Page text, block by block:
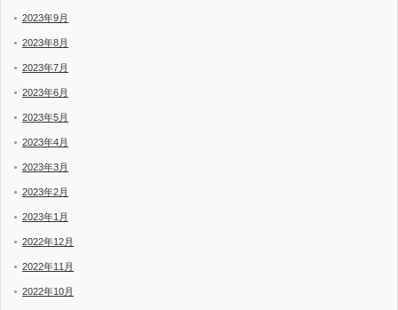
2023年9月
2023年8月
2023年7月
2023年6月
2023年5月
2023年4月
2023年3月
2023年2月
2023年1月
2022年12月
2022年11月
2022年10月